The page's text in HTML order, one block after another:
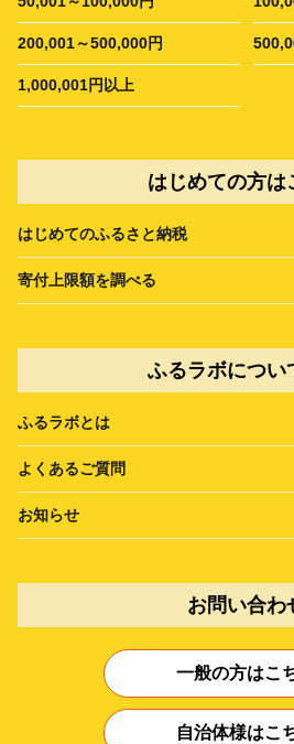
200,001～500,000円
1,000,001円以上
はじめての方は
はじめてのふるさと納税
寄付上限額を調べる
ふるラボについ
ふるラボとは
よくあるご質問
お知らせ
お問い合わ
一般の方はこ
自治体様はこ